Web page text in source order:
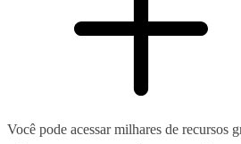
Você pode acessar milhares de recursos